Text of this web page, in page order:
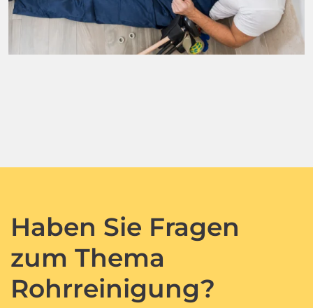
Haben Sie Fragen
zum Thema
Rohrreinigung?